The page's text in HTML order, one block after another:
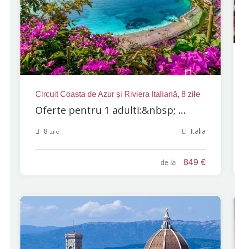
Circuit Coasta de Azur și Riviera Italiană, 8 zile
Oferte pentru 1 adulti:&nbsp; ...
8 zile Italia
de la849 €